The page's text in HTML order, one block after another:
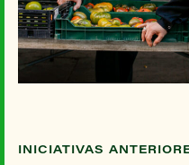
INICIATIVAS